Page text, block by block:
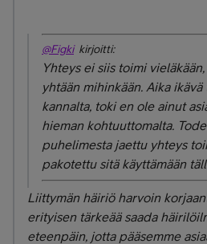
@Figkikirjoitti:
Yhteys ei siis toimi
yhtään mihinkään. Aika
kannalta, toki en ole ainut
hieman kohtuuttomalta.
puhelimesta jaettu yhteys
pakotettu sitä käyttämään
Liittymän häiriö harvoin
erityisen tärkeää saada
eteenpäin, jotta pääsemme